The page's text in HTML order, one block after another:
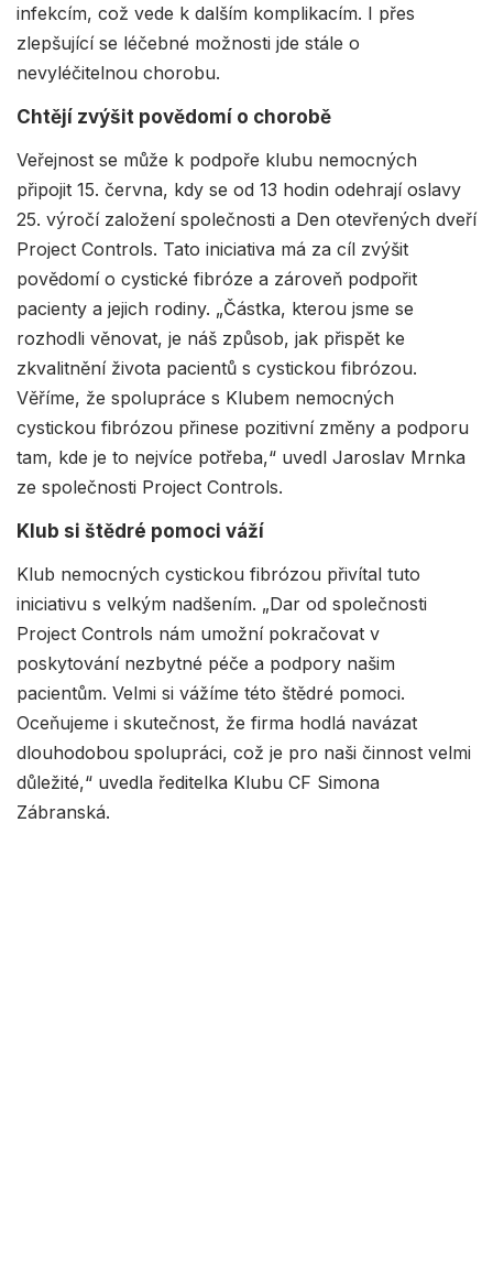
infekcím, což vede k dalším komplikacím. I přes
zlepšující se léčebné možnosti jde stále o
nevyléčitelnou chorobu.
Chtějí zvýšit povědomí o chorobě
Veřejnost se může k podpoře klubu nemocných
připojit 15. června, kdy se od 13 hodin odehrají oslavy
25. výročí založení společnosti a Den otevřených dveří
Project Controls. Tato iniciativa má za cíl zvýšit
povědomí o cystické fibróze a zároveň podpořit
pacienty a jejich rodiny. „Částka, kterou jsme se
rozhodli věnovat, je náš způsob, jak přispět ke
zkvalitnění života pacientů s cystickou fibrózou.
Věříme, že spolupráce s Klubem nemocných
cystickou fibrózou přinese pozitivní změny a podporu
tam, kde je to nejvíce potřeba,“ uvedl Jaroslav Mrnka
ze společnosti Project Controls.
Klub si štědré pomoci váží
Klub nemocných cystickou fibrózou přivítal tuto
iniciativu s velkým nadšením. „Dar od společnosti
Project Controls nám umožní pokračovat v
poskytování nezbytné péče a podpory našim
pacientům. Velmi si vážíme této štědré pomoci.
Oceňujeme i skutečnost, že firma hodlá navázat
dlouhodobou spolupráci, což je pro naši činnost velmi
důležité,“ uvedla ředitelka Klubu CF Simona
Zábranská.